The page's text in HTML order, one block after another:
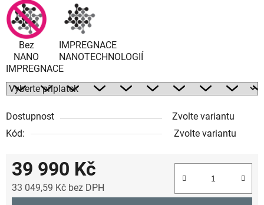
Bez
NANO
IMPREGNACE
IMPREGNACE
NANOTECHNOLOGIÍ
Dostupnost
Zvolte variantu
Kód:
Zvolte variantu
39 990 Kč
33 049,59 Kč bez DPH